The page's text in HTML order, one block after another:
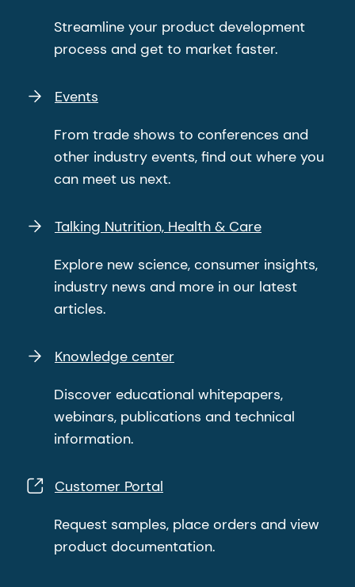
Streamline your product development
process and get to market faster.
Events
From trade shows to conferences and
other industry events, find out where you
can meet us next.
Talking Nutrition, Health & Care
Explore new science, consumer insights,
industry news and more in our latest
articles.
Knowledge center
Discover educational whitepapers,
webinars, publications and technical
information.
Customer Portal
Request samples, place orders and view
product documentation.